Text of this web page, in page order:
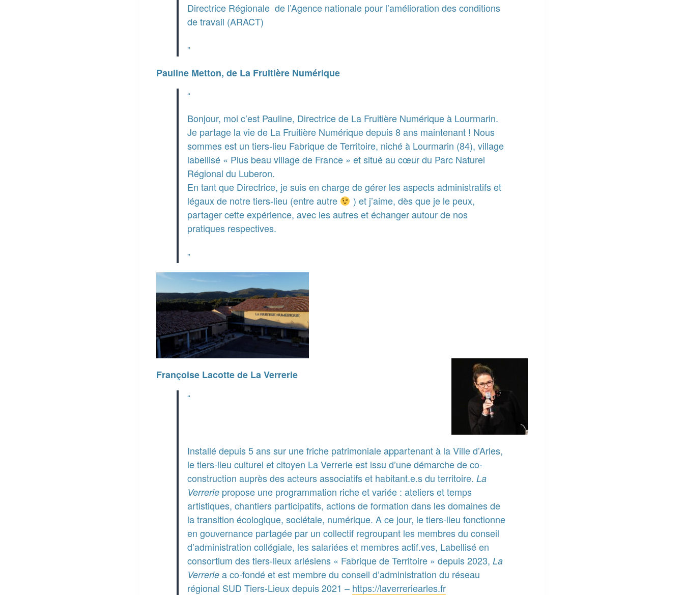
Directrice Régionale de l’Agence nationale pour l’amélioration des conditions
de travail (ARACT)
Pauline Metton, de La Fruitière Numérique
Bonjour, moi c’est Pauline, Directrice de La Fruitière Numérique à Lourmarin.
Je partage la vie de La Fruitière Numérique depuis 8 ans maintenant ! Nous
sommes est un tiers-lieu Fabrique de Territoire, niché à Lourmarin (84), village
labellisé « Plus beau village de France » et situé au cœur du Parc Naturel
Régional du Luberon.
En tant que Directrice, je suis en charge de gérer les aspects administratifs et
légaux de notre tiers-lieu (entre autre
) et j’aime, dès que je le peux,
partager cette expérience, avec les autres et échanger autour de nos
pratiques respectives.
Françoise Lacotte de La Verrerie
Installé depuis 5 ans sur une friche patrimoniale appartenant à la Ville d’Arles,
le tiers-lieu culturel et citoyen La Verrerie est issu d’une démarche de co-
construction auprès des acteurs associatifs et habitant.e.s du territoire. La
Verrerie propose une programmation riche et variée : ateliers et temps
artistiques, chantiers participatifs, actions de formation dans les domaines de
la transition écologique, sociétale, numérique. A ce jour, le tiers-lieu fonctionne
en gouvernance partagée par un collectif regroupant les membres du conseil
d’administration collégiale, les salariées et membres actif.ves, Labellisé en
consortium des tiers-lieux arlésiens « Fabrique de Territoire » depuis 2023, La
Verrerie a co-fondé et est membre du conseil d’administration du réseau
régional SUD Tiers-Lieux depuis 2021 – https://laverreriearles.fr